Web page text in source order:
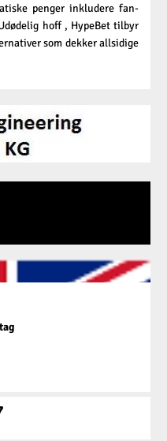
penger inkludere fan-
hoff , HypeBet tilbyr
som dekker allsidige